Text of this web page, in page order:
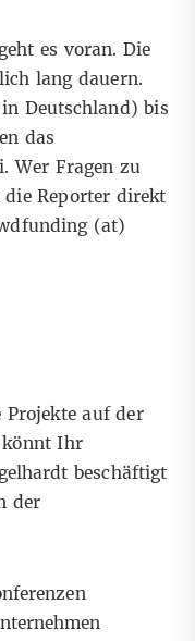
es voran. Die
lang dauern.
Deutschland) bis
das
Wer Fragen zu
die Reporter direkt
(at)
Projekte auf der
könnt Ihr
beschäftigt
der